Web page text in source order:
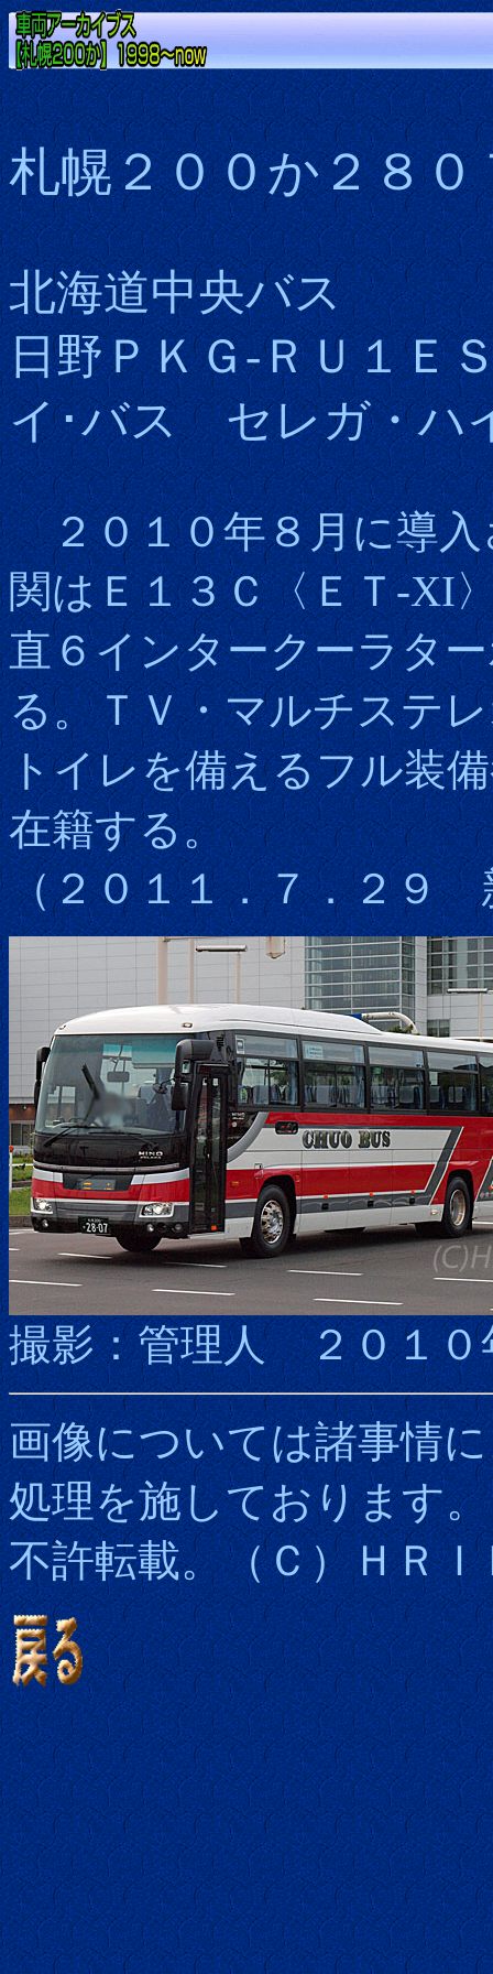
札幌２００か２８０
北海道中央バス
日野ＰＫＧ-ＲＵ１Ｅ
イ･バス セレガ・ハ
２０１０年８月に導入
関はＥ１３Ｃ〈ＥＴ-XI
直６インタークーラタ
る。ＴＶ・マルチステ
トイレを備えるフル装
在籍する。
（２０１１．７．２９
撮影：管理人 ２０１
画像については諸事情
処理を施しております。
不許転載。（Ｃ）ＨＲＩ